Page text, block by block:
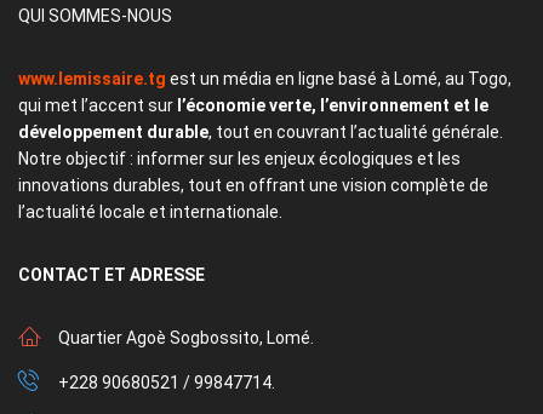
QUI SOMMES-NOUS
www.lemissaire.tg est un média en ligne basé à Lomé, au Togo,
qui met l’accent sur l’économie verte, l’environnement et le
développement durable, tout en couvrant l’actualité générale.
Notre objectif : informer sur les enjeux écologiques et les
innovations durables, tout en offrant une vision complète de
l’actualité locale et internationale.
CONTACT ET ADRESSE
Quartier Agoè Sogbossito, Lomé.
+228 90680521 / 99847714.